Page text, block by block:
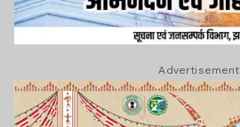
Advertisement